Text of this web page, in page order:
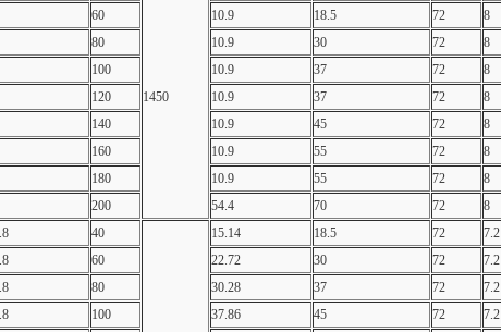
1450
60 10.9 18.5 72 8
80 10.9 30 72 8
100 10.9 37 72 8
120 10.9 37 72 8
140 10.9 45 72 8
160 10.9 55 72 8
180 10.9 55 72 8
200 54.4 70 72 8
40 15.14 18.5 72 7.2
60 22.72 30 72 7.2
80 30.28 37 72 7.2
100 37.86 45 72 7.2